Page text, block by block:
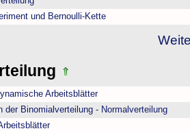
und Bernoulli-Kette
Arbeitsblätter
der Binomialverteilung - Normalverteilung